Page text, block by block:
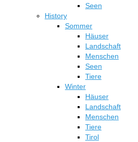
Seen
History
Sommer
Häuser
Landschaft
Menschen
Seen
Tiere
Winter
Häuser
Landschaft
Menschen
Tiere
Tirol